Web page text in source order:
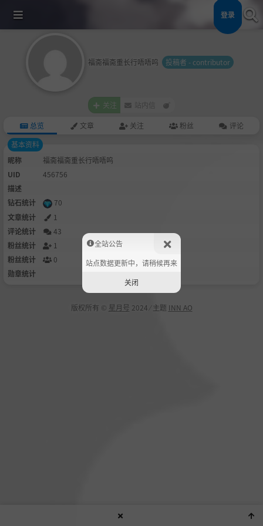
登录
福斋福斋重长行唔唔呜 投稿者 - contributor
关注 站内信
总览 文章 关注 粉丝
评论
基本资料
昵称
福斋福斋重长行唔唔呜
UID
456756
描述
钻石统计
70
文章统计
1
评论统计
43
粉丝统计
1
粉丝统计
0
勋章统计
版权所有 © 星月号 2024 ⁄ 主题 INN AO
全站公告
站点数据更新中，请稍候再来
关闭